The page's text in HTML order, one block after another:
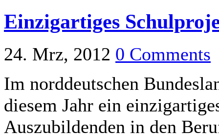
Einzigartiges
24. Mrz, 2012 0 Comments
Im norddeutschen
diesem Jahr ein
Auszubildenden in den